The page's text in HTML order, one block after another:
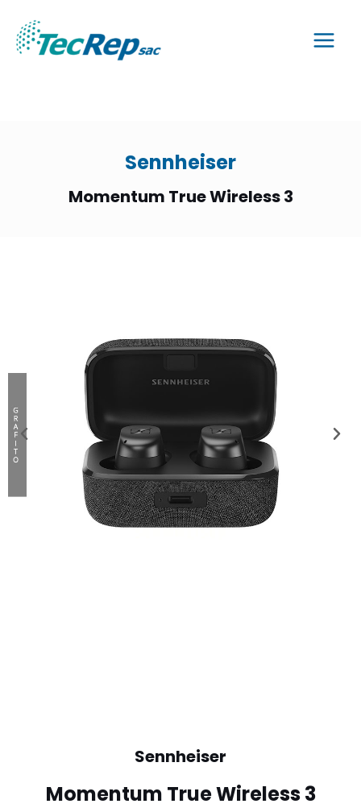
Sennheiser
Momentum True Wireless 3
Sennheiser
Momentum True Wireless 3